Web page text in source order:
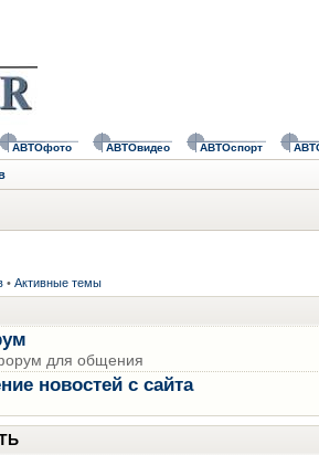
АВТОфото АВТОвидео АВТОспорт
• Активные темы
для общения
новостей с сайта